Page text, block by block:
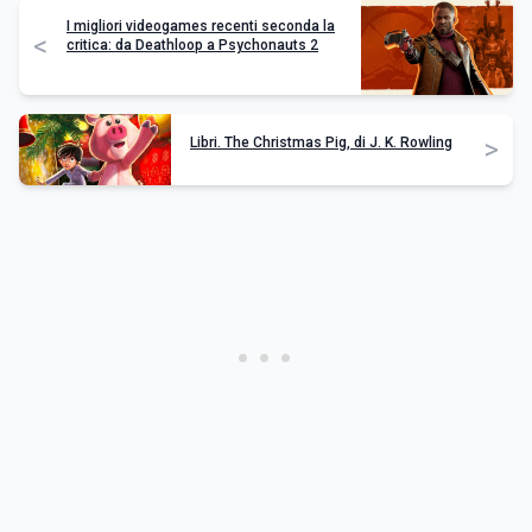
<
I migliori videogames recenti seconda la
critica: da Deathloop a Psychonauts 2
Libri. The Christmas Pig, di J. K. Rowling >